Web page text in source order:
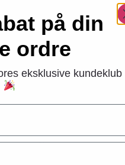
i denne kategori.
levering
på din
ordre
eksklusive kundeklub